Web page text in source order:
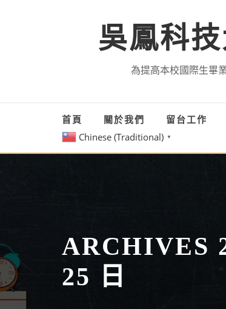
吳鳳科
為提高本校國際生畢
首頁 關於我們 留台工作
Chinese (Traditional)
▼
ARCHIVES
25 日